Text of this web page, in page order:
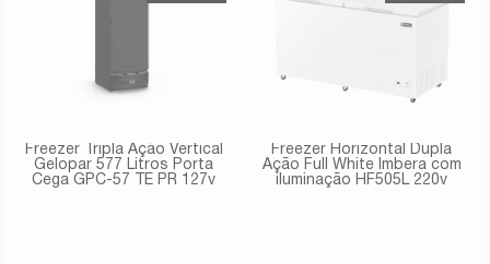
Freezer Tripla Ação Vertical
Gelopar 577 Litros Porta
Cega GPC-57 TE PR 127v
Freezer Horizontal Dupla
Ação Full White Imbera com
iluminação HF505L 220v